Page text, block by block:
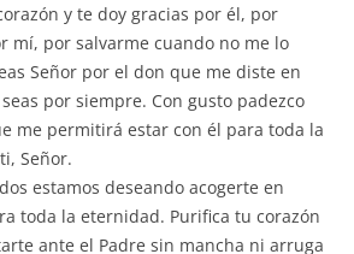
y te doy gracias por él, por
mí, por salvarme cuando no me lo
Señor por el don que me diste en
por siempre. Con gusto padezco
me permitirá estar con él para toda la
Señor.
estamos deseando acogerte en
toda la eternidad. Purifica tu corazón
ante el Padre sin mancha ni arruga